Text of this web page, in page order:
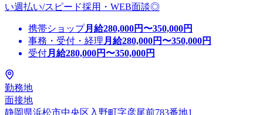
い週払い/スピード採用・WEB面談◎
携帯ショップ月給280,000円〜350,000円
事務・受付・経理 月給280,000円〜350,000円
受付月給280,000円〜350,000円
勤務地
面接地
静岡県浜松市中央区入野町字彦尾前783番地1